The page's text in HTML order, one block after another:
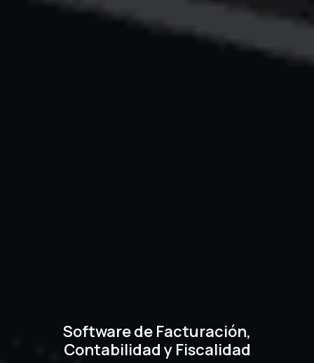
Software de Facturación,
Contabilidad y Fiscalidad